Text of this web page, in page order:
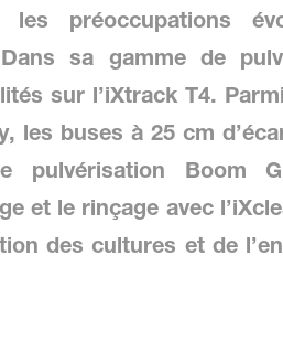
préoccupations
sa gamme de
sur l’iXtrack T4.
les buses à 25 cm
Boom
et le rinçage avec
des cultures et de